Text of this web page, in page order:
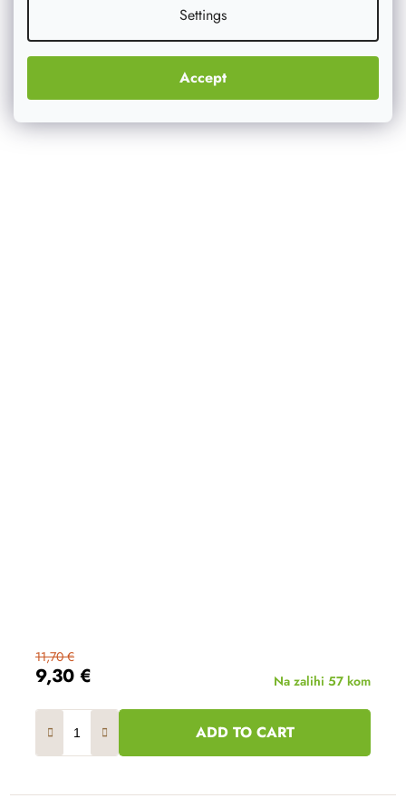
Settings
Accept
9,30 €
11,70 €
Na zalihi 57 kom
ADD TO CART